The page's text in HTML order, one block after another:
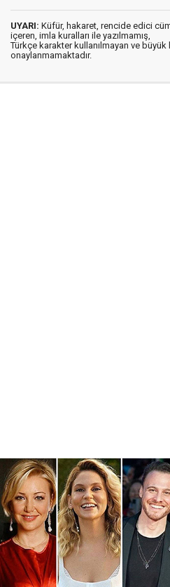
UYARI: Küfür, hakaret, rencide edici
içeren, imla kuralları ile yazılmamış,
Türkçe karakter kullanılmayan ve büyük
onaylanmamaktadır.